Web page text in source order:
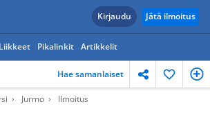
Kirjaudu Jätä ilmoitus
Liikkeet Pikalinkit Artikkelit
Hae samanlaiset
Jurmo Ilmoitus